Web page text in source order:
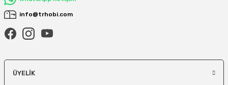
info@trhobi.com
ÜYELIK